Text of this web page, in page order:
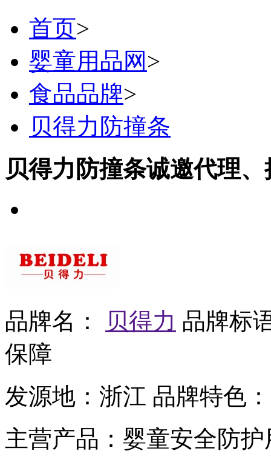
首页>
婴童用品网 >
食品品牌>
贝得力防撞条
贝得力防撞条诚邀代理、
品牌名： 贝得力 品牌标
保障
发源地： 浙江 品牌特色：
主营产品： 婴童安全防护